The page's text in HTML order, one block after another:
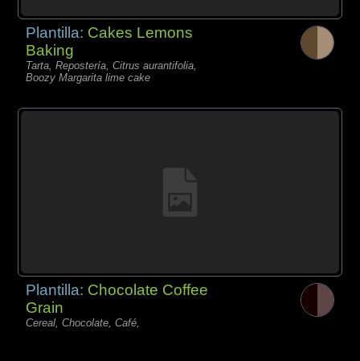
Plantilla: Cakes Lemons
Baking
Tarta, Repostería, Citrus aurantifolia,
Boozy Margarita lime cake
Plantilla: Chocolate Coffee
Grain
Cereal, Chocolate, Café,